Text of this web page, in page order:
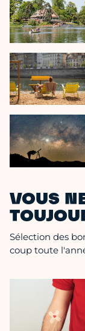
VOUS
Sélection des
coup toute